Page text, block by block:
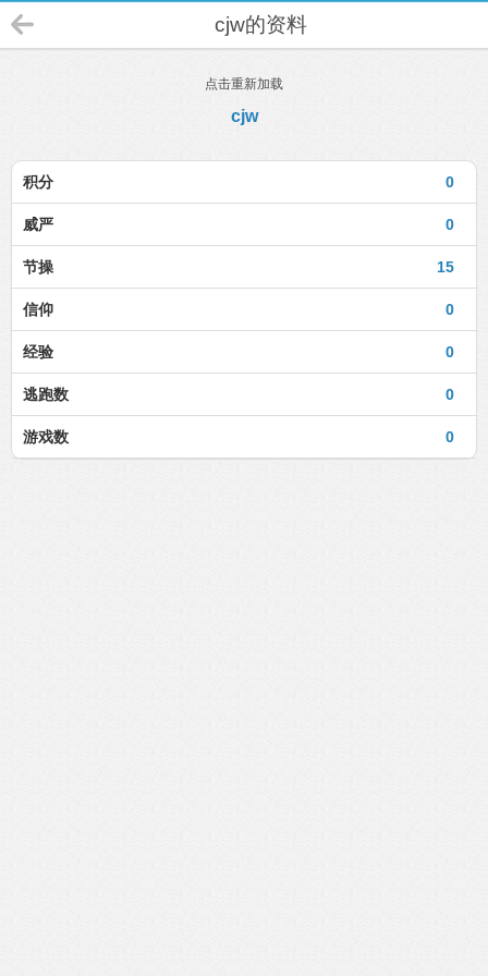
cjw的资料
点击重新加载
cjw
0
积分
0
威严
15
节操
0
信仰
0
经验
0
逃跑数
0
游戏数